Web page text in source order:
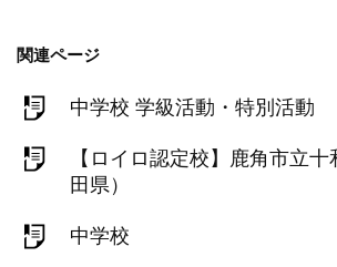
関連ページ
中学校 学級活動・特別活動
【ロイロ認定校】鹿角市立
田県）
中学校